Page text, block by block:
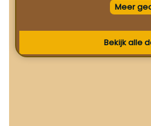
Meer
Bekijk alle